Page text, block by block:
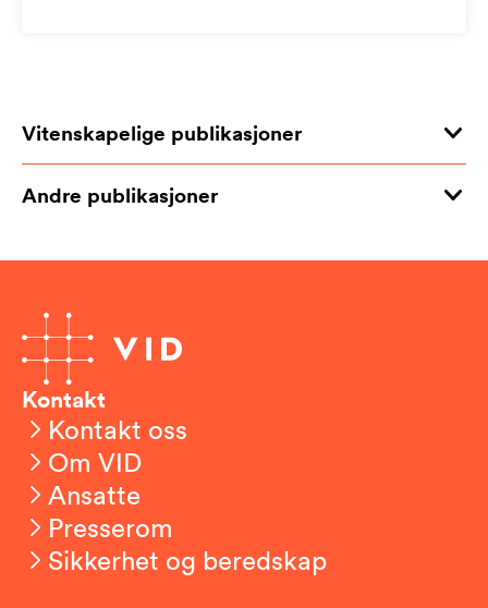
Vitenskapelige publikasjoner
Andre publikasjoner
Kontakt
Kontakt oss
Om VID
Ansatte
Presserom
Sikkerhet og beredskap